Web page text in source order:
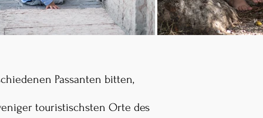
Passanten bitten,
touristischsten Orte des